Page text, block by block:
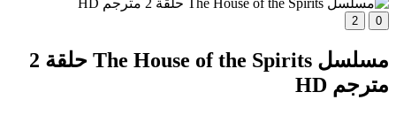
0
2
مسلسل The House of the Spirits حلقة 2
مترجم HD